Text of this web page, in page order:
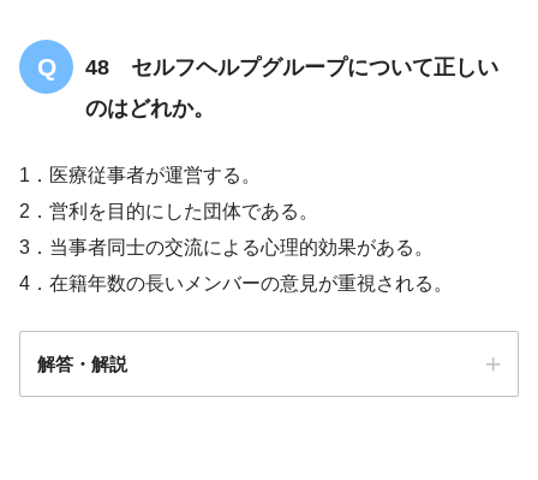
48 セルフヘルプグループについて正しい
のはどれか。
1．医療従事者が運営する。
2．営利を目的にした団体である。
3．当事者同士の交流による心理的効果がある。
4．在籍年数の長いメンバーの意見が重視される。
解答・解説